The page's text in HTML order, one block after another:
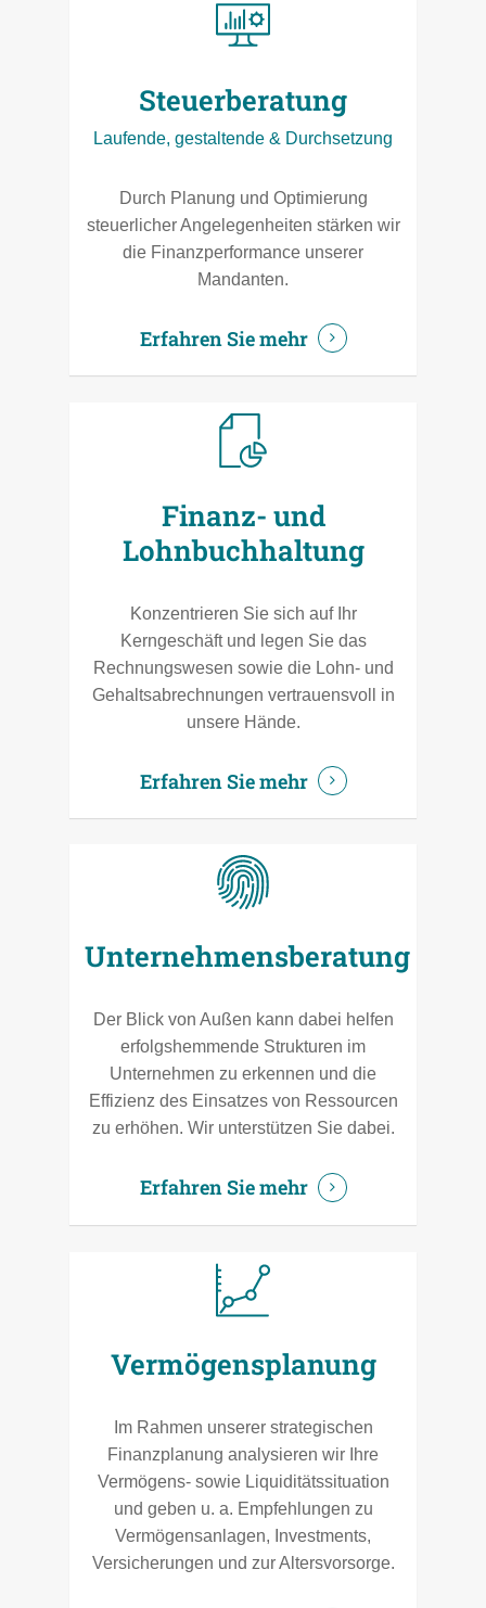
Steuerberatung
Laufende, gestaltende & Durchsetzung
Durch Planung und Optimierung
steuerlicher Angelegenheiten stärken wir
die Finanzperformance unserer
Mandanten.
Erfahren Sie mehr
Finanz- und
Lohnbuchhaltung
Konzentrieren Sie sich auf Ihr
Kerngeschäft und legen Sie das
Rechnungswesen sowie die Lohn- und
Gehaltsabrechnungen vertrauensvoll in
unsere Hände.
Erfahren Sie mehr
Unternehmensberatung
Der Blick von Außen kann dabei helfen
erfolgshemmende Strukturen im
Unternehmen zu erkennen und die
Effizienz des Einsatzes von Ressourcen
zu erhöhen. Wir unterstützen Sie dabei.
Erfahren Sie mehr
Vermögensplanung
Im Rahmen unserer strategischen
Finanzplanung analysieren wir Ihre
Vermögens- sowie Liquiditätssituation
und geben u. a. Empfehlungen zu
Vermögensanlagen, Investments,
Versicherungen und zur Altersvorsorge.